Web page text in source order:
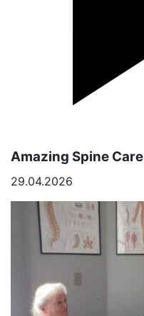
Amazing Spine
29.04.2026